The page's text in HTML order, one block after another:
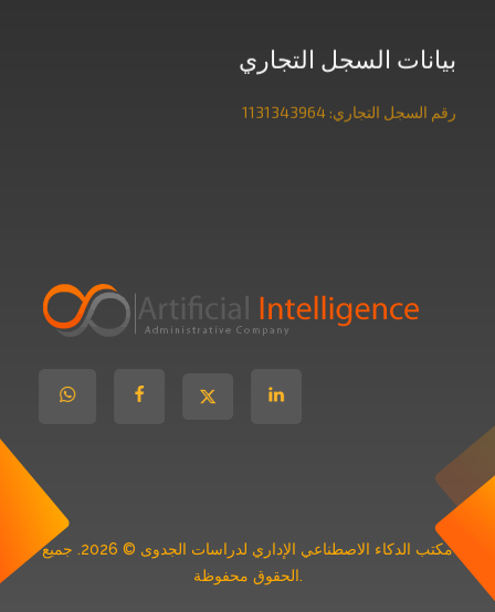
بيانات السجل التجاري
رقم السجل التجاري: 1131343964
مكتب الدكاء الاصطناعي الإداري لدراسات الجدوى © 2026. جميع
الحقوق محفوظة.